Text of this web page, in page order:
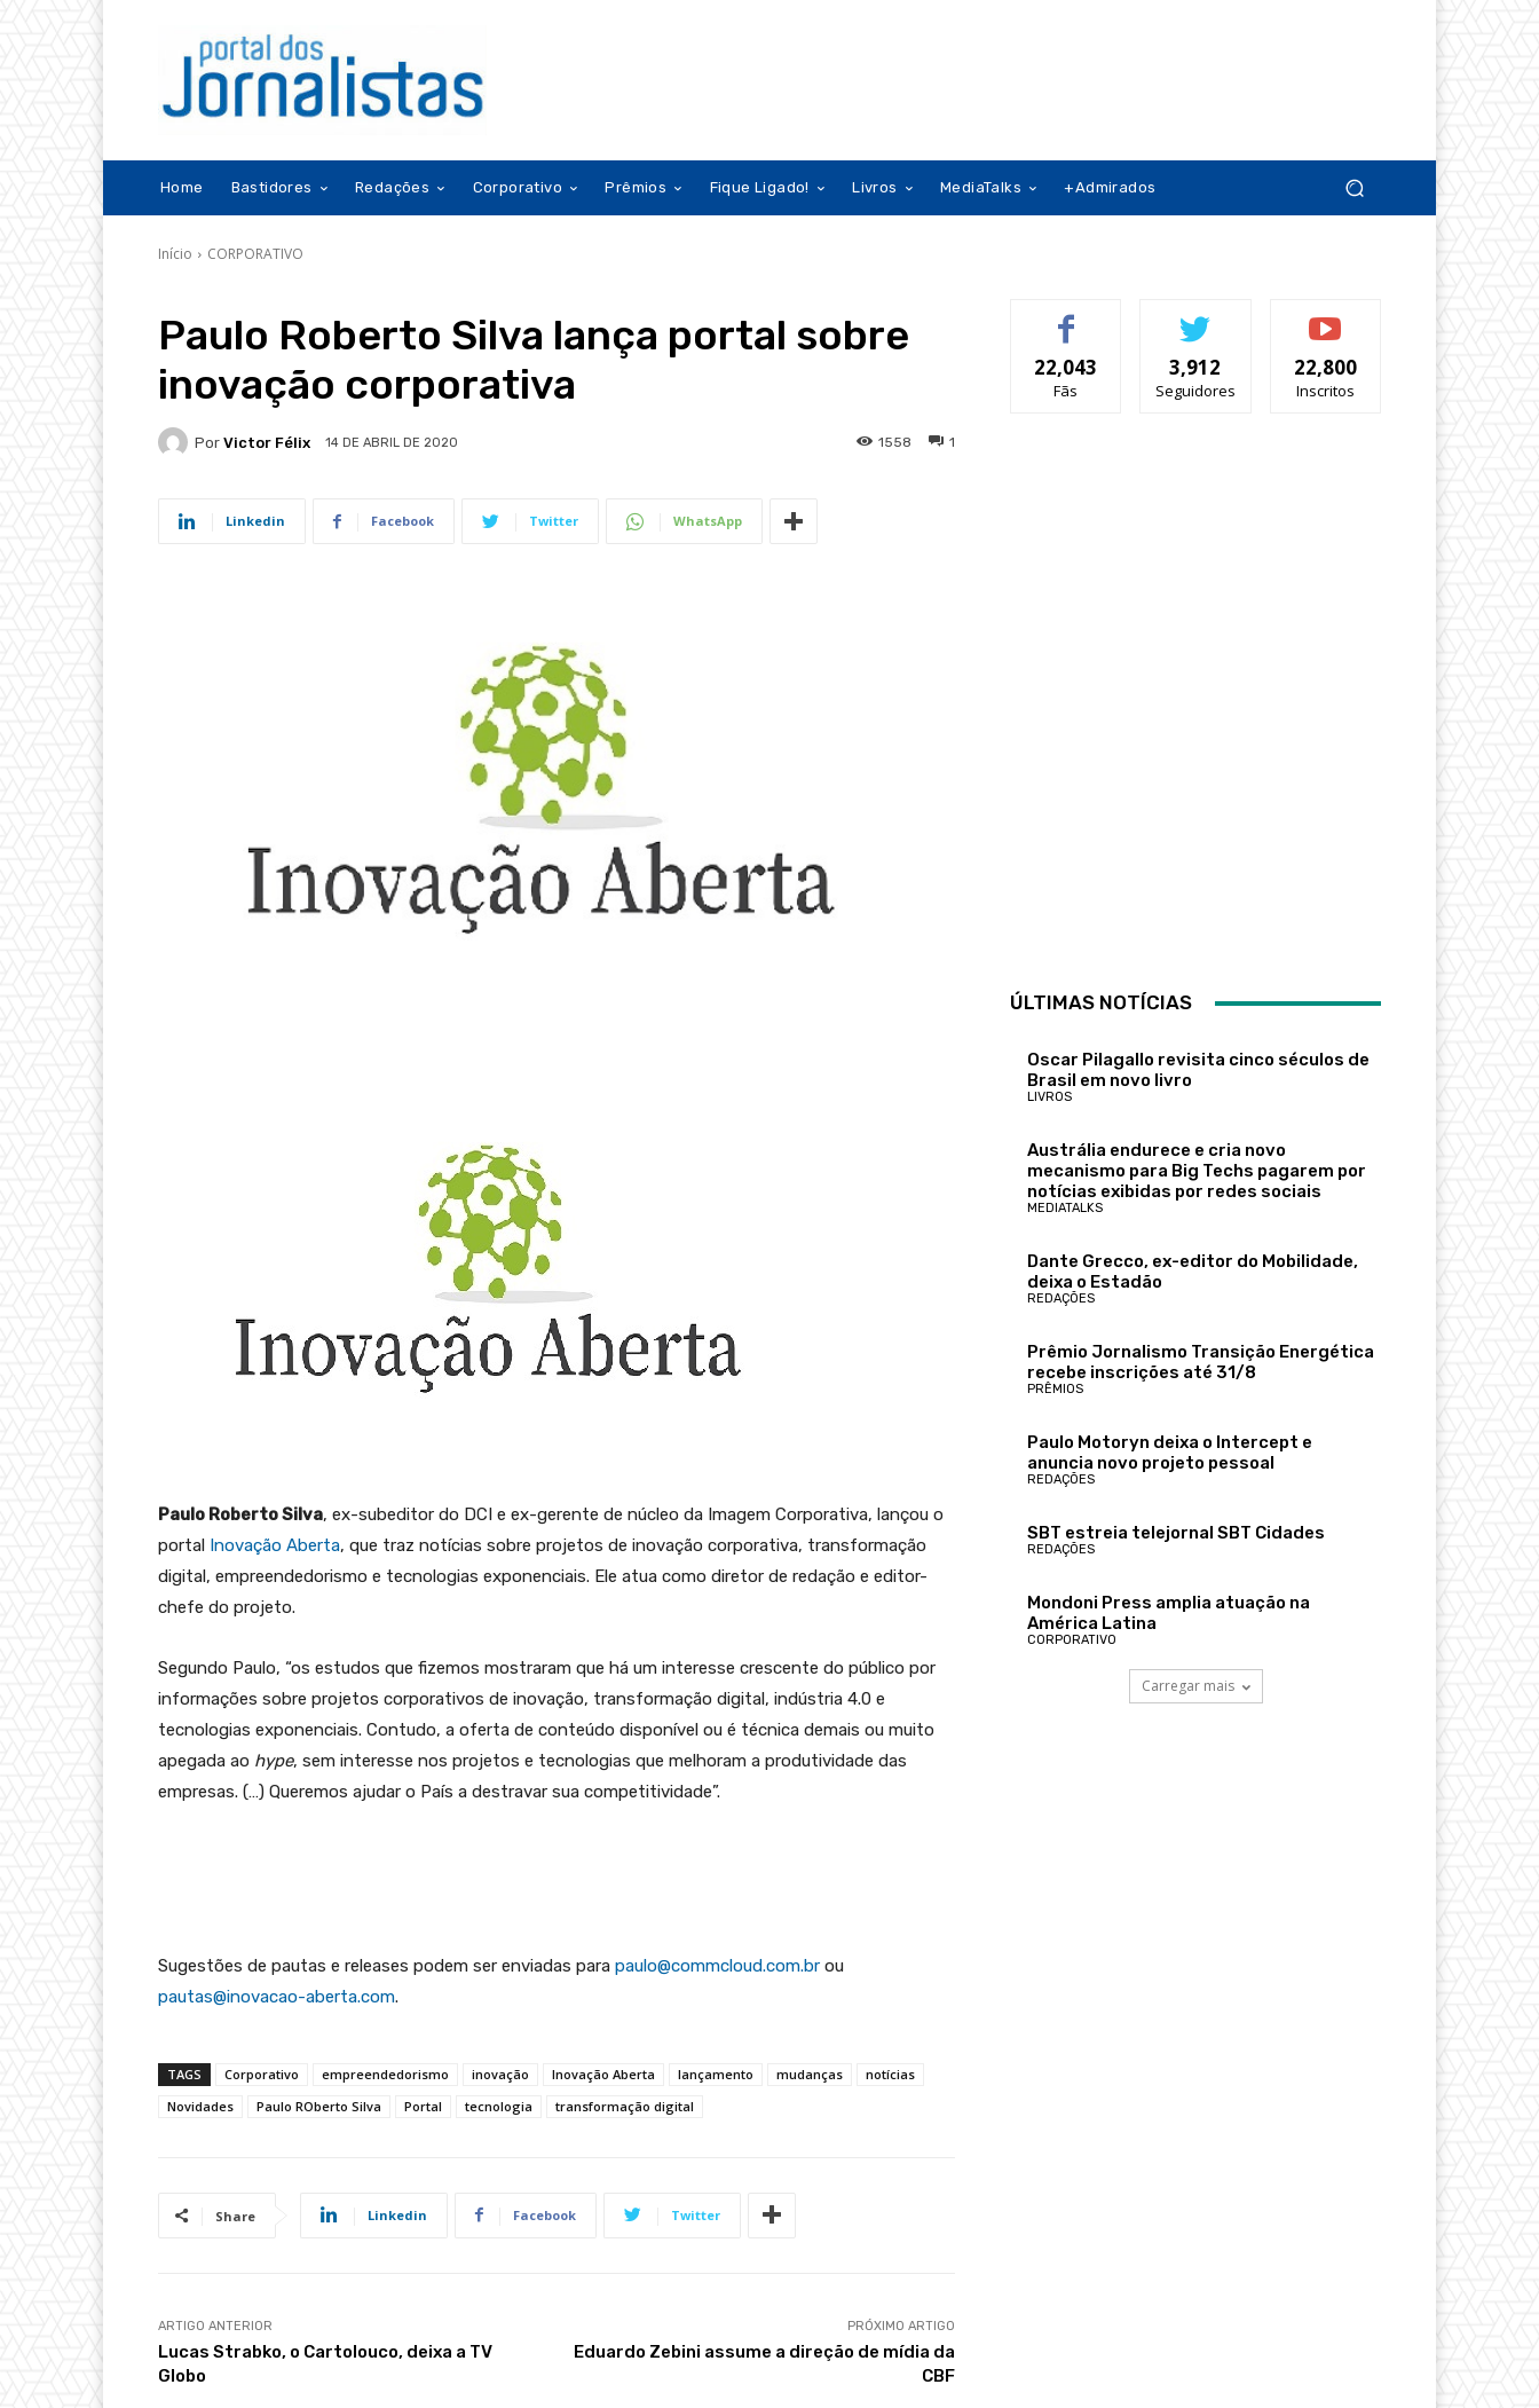
Home Bastidores Redações Corporativo Prêmios Fique Ligado! Livros MediaTalks +Admirados
Início CORPORATIVO
Paulo Roberto Silva lança portal sobre
inovação corporativa
Por Victor Félix 14 DE ABRIL DE 2020 1
1558
Linkedin Facebook Twitter WhatsApp
Paulo Roberto Silva, ex-subeditor do DCI e ex-gerente de núcleo da Imagem Corporativa, lançou o
portal Inovação Aberta, que traz notícias sobre projetos de inovação corporativa, transformação
digital, empreendedorismo e tecnologias exponenciais. Ele atua como diretor de redação e editor-
chefe do projeto.
Segundo Paulo, “os estudos que fizemos mostraram que há um interesse crescente do público por
informações sobre projetos corporativos de inovação, transformação digital, indústria 4.0 e
tecnologias exponenciais. Contudo, a oferta de conteúdo disponível ou é técnica demais ou muito
apegada ao hype, sem interesse nos projetos e tecnologias que melhoram a produtividade das
empresas. (…) Queremos ajudar o País a destravar sua competitividade”.
Sugestões de pautas e releases podem ser enviadas para paulo@commcloud.com.br ou
pautas@inovacao-aberta.com.
TAGS Corporativo empreendedorismo inovação Inovação Aberta lançamento mudanças
notícias
Novidades
Paulo ROberto Silva Portal tecnologia transformação digital
Share Linkedin Facebook Twitter
ARTIGO ANTERIOR
Lucas Strabko, o Cartolouco, deixa a TV
Globo
PRÓXIMO ARTIGO
Eduardo Zebini assume a direção de mídia da
CBF
22,043
Fãs
3,912
Seguidores
22,800
Inscritos
ÚLTIMAS NOTÍCIAS
Oscar Pilagallo revisita cinco séculos de
Brasil em novo livro
LIVROS
Austrália endurece e cria novo
mecanismo para Big Techs pagarem por
notícias exibidas por redes sociais
MEDIATALKS
Dante Grecco, ex-editor do Mobilidade,
deixa o Estadão
REDAÇÕES
Prêmio Jornalismo Transição Energética
recebe inscrições até 31/8
PRÊMIOS
Paulo Motoryn deixa o Intercept e
anuncia novo projeto pessoal
REDAÇÕES
SBT estreia telejornal SBT Cidades
REDAÇÕES
Mondoni Press amplia atuação na
América Latina
CORPORATIVO
Carregar mais